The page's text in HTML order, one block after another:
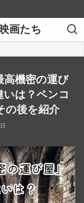
画たち
高機密の運び
いは？ペンコ
の後を紹介